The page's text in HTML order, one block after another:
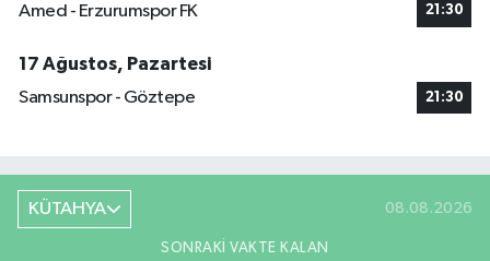
Amed - Erzurumspor FK 21:30
17 Ağustos, Pazartesi
Samsunspor - Göztepe
21:30
KÜTAHYA 08.08.2026
SONRAKI VAKTE KALAN